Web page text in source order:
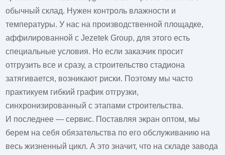
обычный склад. Нужен контроль влажности и
температуры. У нас на производственной площадке,
аффилированной с Jezetek Group, для этого есть
специальные условия. Но если заказчик просит
отгрузить все и сразу, а строительство стадиона
затягивается, возникают риски. Поэтому мы часто
практикуем гибкий график отгрузки,
синхронизированный с этапами строительства.
И последнее — сервис. Поставляя экран оптом, мы
берем на себя обязательства по его обслуживанию на
весь жизненный цикл. А это значит, что на складе завода